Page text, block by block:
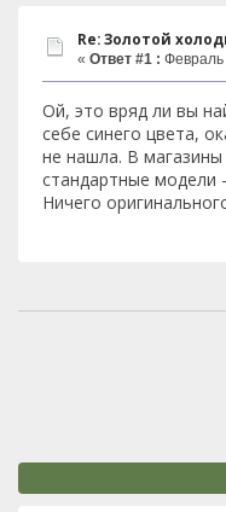
Re: Золотой
« Ответ #1 : Февраль
Ой, это вряд ли вы
себе синего цвета,
не нашла. В
стандартные модели
Ничего